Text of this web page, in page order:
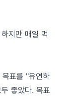
지만 매일 먹
표를 "유연하
좋았다. 목표